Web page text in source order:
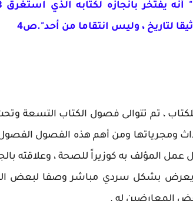
لتاريخ ، وليس انتقاما من أحد".ص4
، تم تتوالى فصول الكتاب التسعة
ومجرياتها ومن أهم هذه الفصول
عمل المؤلف به كوزيراً للصحة ، وعلاقته
يعرض بشكل سردي مباشر وصفا لبعض